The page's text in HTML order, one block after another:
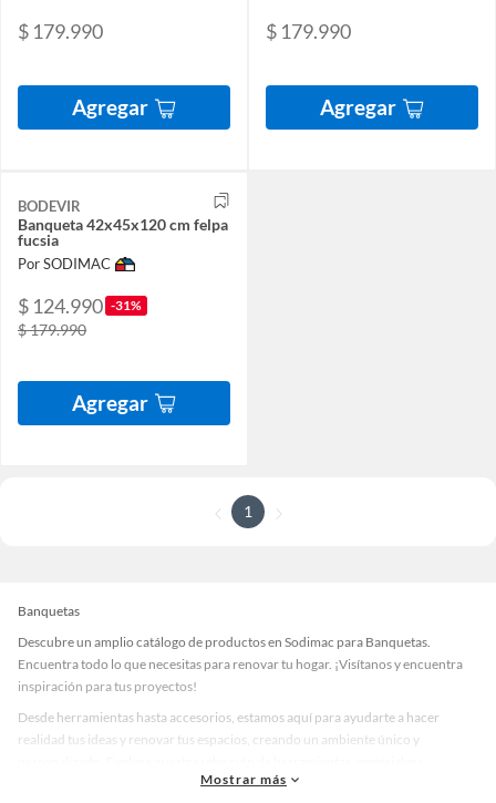
$ 179.990
Agregar
$ 179.990
Agregar
BODEVIR
Banqueta 42x45x120 cm felpa
fucsia
Por SODIMAC
$ 124.990 -31%
$ 179.990
Agregar
1
Banquetas
Descubre un amplio catálogo de productos en Sodimac para Banquetas.
Encuentra todo lo que necesitas para renovar tu hogar. ¡Visítanos y encuentra
inspiración para tus proyectos!
Desde herramientas hasta accesorios, estamos aquí para ayudarte a hacer
realidad tus ideas y renovar tus espacios, creando un ambiente único y
accesorios de calidad que te ayudarán a crear un espacio más tú.
Mostrar más